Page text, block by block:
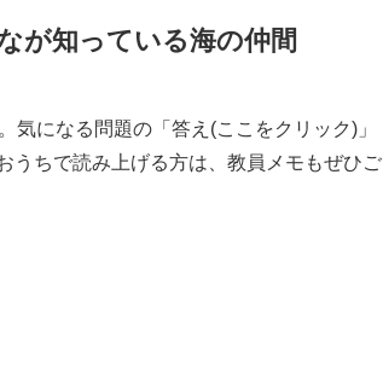
が知っている海の仲間
になる問題の「答え(ここをクリック)」
うちで読み上げる方は、教員メモもぜひご